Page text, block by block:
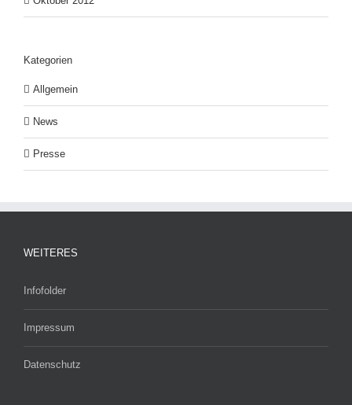
Kategorien
Allgemein
News
Presse
WEITERES
Infofolder
Impressum
Datenschutz